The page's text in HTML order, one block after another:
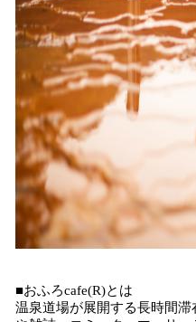
■おふろcafe(R)とは
温泉道場が展開する長時間